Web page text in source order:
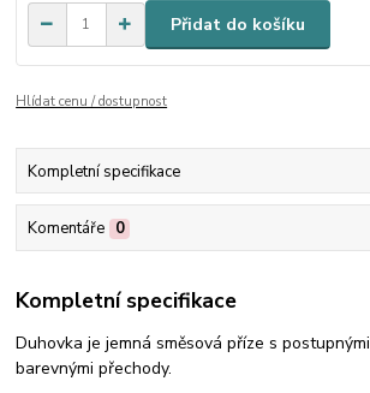
Přidat do košíku
Hlídat cenu / dostupnost
Kompletní specifikace
Komentáře 0
Kompletní specifikace
Duhovka je jemná směsová příze s postupnými
barevnými přechody.